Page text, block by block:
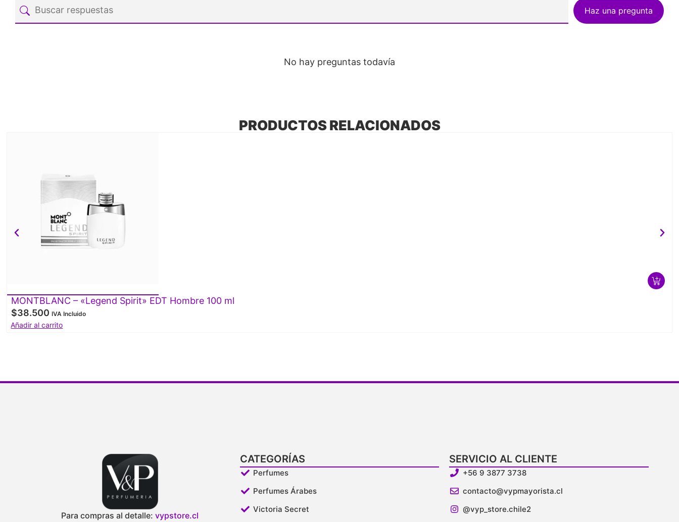
Haz una pregunta
No hay preguntas todavía
PRODUCTOS RELACIONADOS
MONTBLANC – «Legend Spirit» EDT Hombre 100 ml
$38.500 IVA Incluido
Añadir al carrito
Para compras al detalle:vypstore.cl
CATEGORÍAS
Perfumes
Perfumes Árabes
Victoria Secret
SERVICIO AL CLIENTE
+56 9 3877 3738
contacto@vypmayorista.cl
@vyp_store.chile2